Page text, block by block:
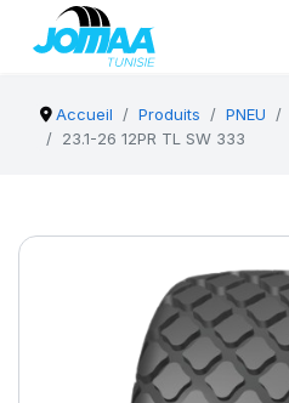
Accueil Produits PNEU
23.1-26 12PR TL SW 333